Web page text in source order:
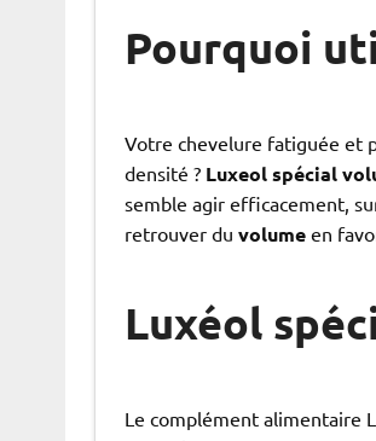
Pourquoi
Votre chevelure fatiguée et
densité ? Luxeol spécial
semble agir efficacement,
retrouver du volumeen
Luxéol
Le complément alimentaire